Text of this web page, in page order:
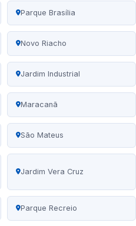
Parque Brasília
Novo Riacho
Jardim Industrial
Maracanã
São Mateus
Jardim Vera Cruz
Parque Recreio